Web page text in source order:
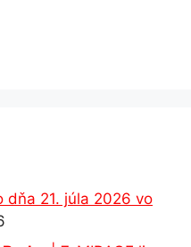
dňa 21. júla 2026 vo